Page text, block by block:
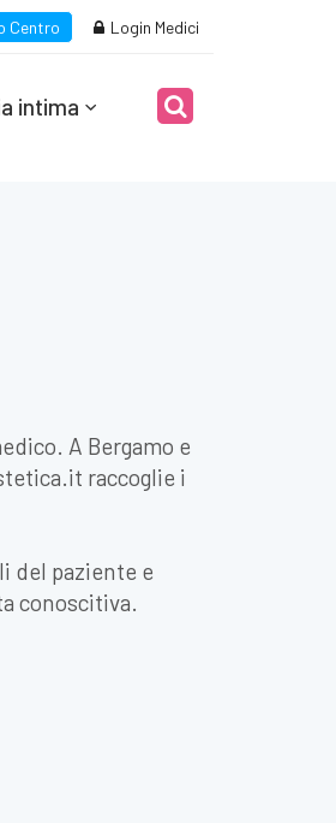
Centro Login Medici
intima
A Bergamo e
raccoglie i
del paziente e
conoscitiva.